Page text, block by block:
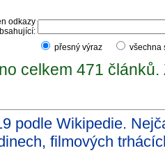
odkazy
přesný výraz
celkem 471
podle Wikipedie.
filmových